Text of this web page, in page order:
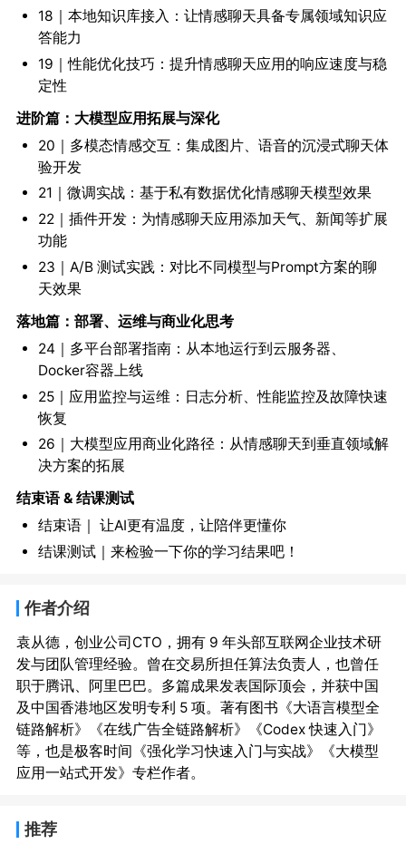
18｜本地知识库接入：让情感聊天具备专属领域知识应
答能力
19｜性能优化技巧：提升情感聊天应用的响应速度与稳
定性
进阶篇：大模型应用拓展与深化
20｜多模态情感交互：集成图片、语音的沉浸式聊天体
验开发
21｜微调实战：基于私有数据优化情感聊天模型效果
22｜插件开发：为情感聊天应用添加天气、新闻等扩展
功能
23｜A/B 测试实践：对比不同模型与Prompt方案的聊
天效果
落地篇：部署、运维与商业化思考
24｜多平台部署指南：从本地运行到云服务器、
Docker容器上线
25｜应用监控与运维：日志分析、性能监控及故障快速
恢复
26｜大模型应用商业化路径：从情感聊天到垂直领域解
决方案的拓展
结束语 & 结课测试
结束语｜ 让AI更有温度，让陪伴更懂你
结课测试｜来检验一下你的学习结果吧！
作者介绍
袁从德，创业公司CTO，拥有 9 年头部互联网企业技术研
发与团队管理经验。曾在交易所担任算法负责人，也曾任
职于腾讯、阿里巴巴。多篇成果发表国际顶会，并获中国
及中国香港地区发明专利 5 项。著有图书《大语言模型全
链路解析》《在线广告全链路解析》《Codex 快速入门》
等，也是极客时间《强化学习快速入门与实战》《大模型
推荐